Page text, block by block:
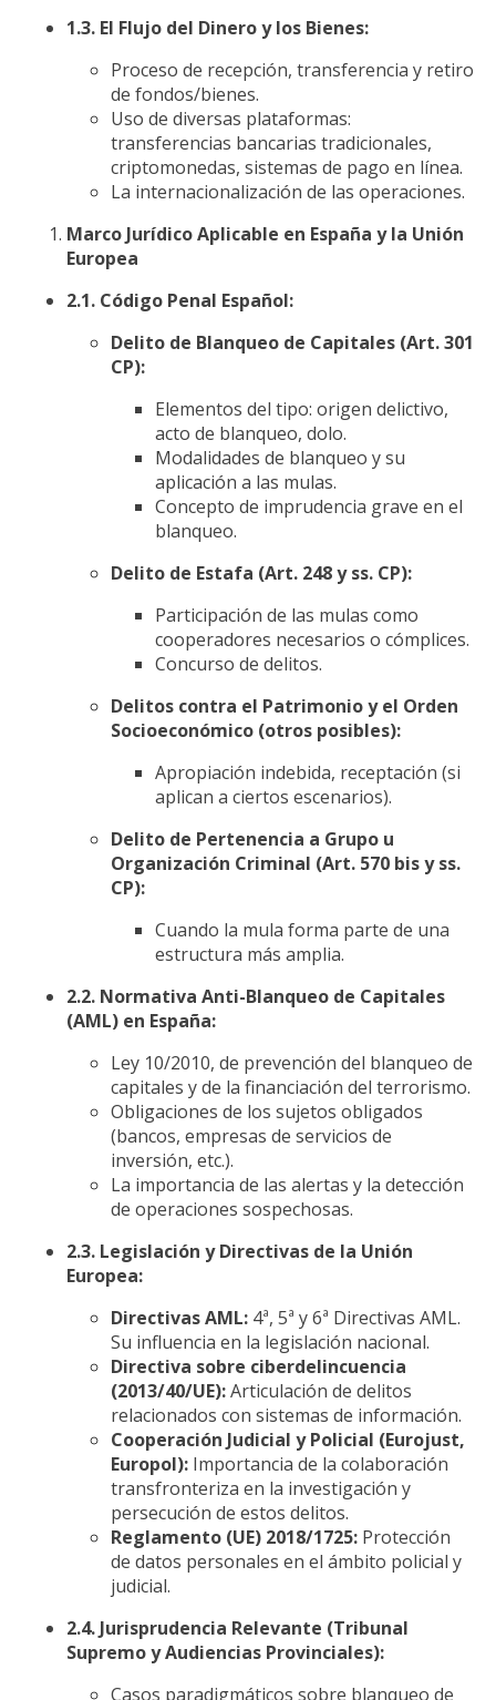
1.3. El Flujo del Dinero y los Bienes:
Proceso de recepción, transferencia y retiro
de fondos/bienes.
Uso de diversas plataformas:
transferencias bancarias tradicionales,
criptomonedas, sistemas de pago en línea.
La internacionalización de las operaciones.
Marco Jurídico Aplicable en España y la Unión
Europea
2.1. Código Penal Español:
Delito de Blanqueo de Capitales (Art. 301
CP):
Elementos del tipo: origen delictivo,
acto de blanqueo, dolo.
Modalidades de blanqueo y su
aplicación a las mulas.
Concepto de imprudencia grave en el
blanqueo.
Delito de Estafa (Art. 248 y ss. CP):
Participación de las mulas como
cooperadores necesarios o cómplices.
Concurso de delitos.
Delitos contra el Patrimonio y el Orden
Socioeconómico (otros posibles):
Apropiación indebida, receptación (si
aplican a ciertos escenarios).
Delito de Pertenencia a Grupo u
Organización Criminal (Art. 570 bis y ss.
CP):
Cuando la mula forma parte de una
estructura más amplia.
2.2. Normativa Anti-Blanqueo de Capitales
(AML) en España:
Ley 10/2010, de prevención del blanqueo de
capitales y de la financiación del terrorismo.
Obligaciones de los sujetos obligados
(bancos, empresas de servicios de
inversión, etc.).
La importancia de las alertas y la detección
de operaciones sospechosas.
2.3. Legislación y Directivas de la Unión
Europea:
Directivas AML: 4ª, 5ª y 6ª Directivas AML.
Su influencia en la legislación nacional.
Directiva sobre ciberdelincuencia
(2013/40/UE):Articulación de delitos
relacionados con sistemas de información.
Cooperación Judicial y Policial (Eurojust,
Europol): Importancia de la colaboración
transfronteriza en la investigación y
persecución de estos delitos.
Reglamento (UE) 2018/1725: Protección
de datos personales en el ámbito policial y
judicial.
2.4. Jurisprudencia Relevante (Tribunal
Supremo y Audiencias Provinciales):
Casos paradigmáticos sobre blanqueo de